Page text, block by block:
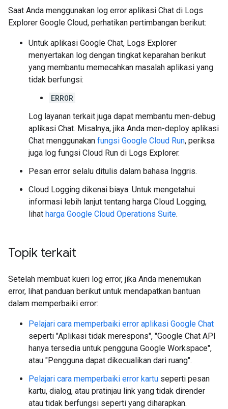
Saat Anda menggunakan log error aplikasi Chat di Logs
Explorer Google Cloud, perhatikan pertimbangan berikut:
Untuk aplikasi Google Chat, Logs Explorer
menyertakan log dengan tingkat keparahan berikut
yang membantu memecahkan masalah aplikasi yang
tidak berfungsi:
ERROR
Log layanan terkait juga dapat membantu men-debug
aplikasi Chat. Misalnya, jika Anda men-deploy aplikasi
Chat menggunakan fungsi Google Cloud Run, periksa
juga log fungsi Cloud Run di Logs Explorer.
Pesan error selalu ditulis dalam bahasa Inggris.
Cloud Logging dikenai biaya. Untuk mengetahui
informasi lebih lanjut tentang harga Cloud Logging,
lihat harga Google Cloud Operations Suite.
Topik terkait
Setelah membuat kueri log error, jika Anda menemukan
error, lihat panduan berikut untuk mendapatkan bantuan
dalam memperbaiki error:
Pelajari cara memperbaiki error aplikasi Google Chat
seperti "Aplikasi tidak merespons", "Google Chat API
hanya tersedia untuk pengguna Google Workspace",
atau "Pengguna dapat dikecualikan dari ruang".
Pelajari cara memperbaiki error kartu seperti pesan
kartu, dialog, atau pratinjau link yang tidak dirender
atau tidak berfungsi seperti yang diharapkan.